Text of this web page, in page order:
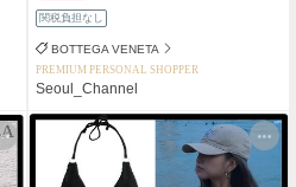
関税負担なし
BOTTEGA VENETA
PREMIUM PERSONAL SHOPPER
Seoul_Channel